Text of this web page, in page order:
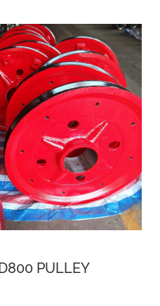
PULLEY